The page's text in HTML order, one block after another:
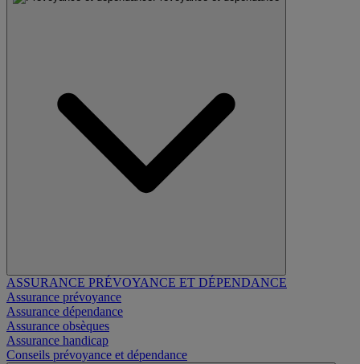
ASSURANCE PRÉVOYANCE ET DÉPENDANCE
Assurance prévoyance
Assurance dépendance
Assurance obsèques
Assurance handicap
Conseils prévoyance et dépendance